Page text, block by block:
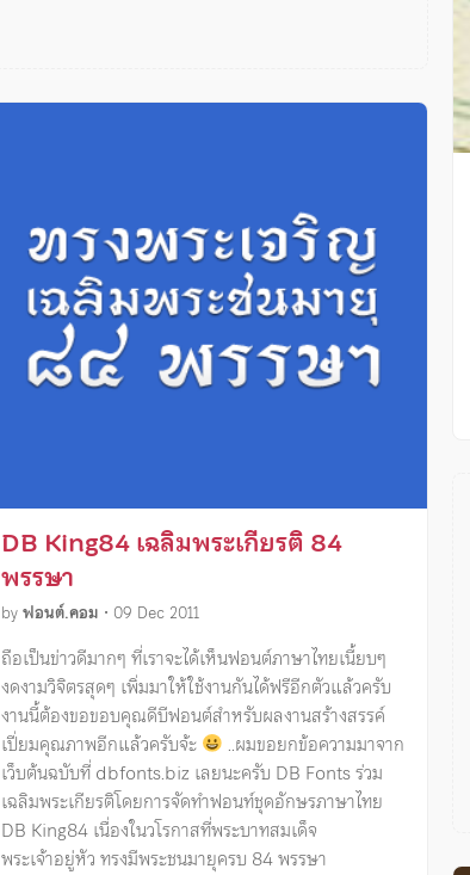
DB King84 เฉลิมพระเกียรติ 84
พรรษา
byฟอนต์.คอม • 09 Dec 2011
ถือเป็นข่าวดีมากๆ ที่เราจะได้เห็นฟอนต์ภาษาไทยเนี้ยบๆ
งดงามวิจิตรสุดๆ เพิ่มมาให้ใช้งานกันได้ฟรีอีกตัวแล้วครับ
งานนี้ต้องขอขอบคุณดีบีฟอนต์สำหรับผลงานสร้างสรรค์
เปี่ยมคุณภาพอีกแล้วครับจ้ะ
..ผมขอยกข้อความมาจาก
เว็บต้นฉบับที่ dbfonts.biz เลยนะครับ DB Fonts ร่วม
เฉลิมพระเกียรติโดยการจัดทำฟอนท์ชุดอักษรภาษาไทย
DB King84 เนื่องในวโรกาสที่พระบาทสมเด็จ
พระเจ้าอยู่หัว ทรงมีพระชนมายุครบ 84 พรรษา